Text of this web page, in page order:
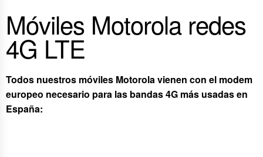
Móviles Motorola redes
4G LTE
Todos nuestros móviles Motorola vienen con el modem
europeo necesario para las bandas 4G más usadasen
España: